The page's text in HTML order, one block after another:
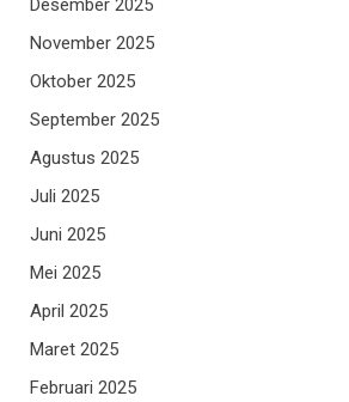
Desember 2025
November 2025
Oktober 2025
September 2025
Agustus 2025
Juli 2025
Juni 2025
Mei 2025
April 2025
Maret 2025
Februari 2025